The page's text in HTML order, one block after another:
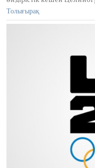
Толығырақ